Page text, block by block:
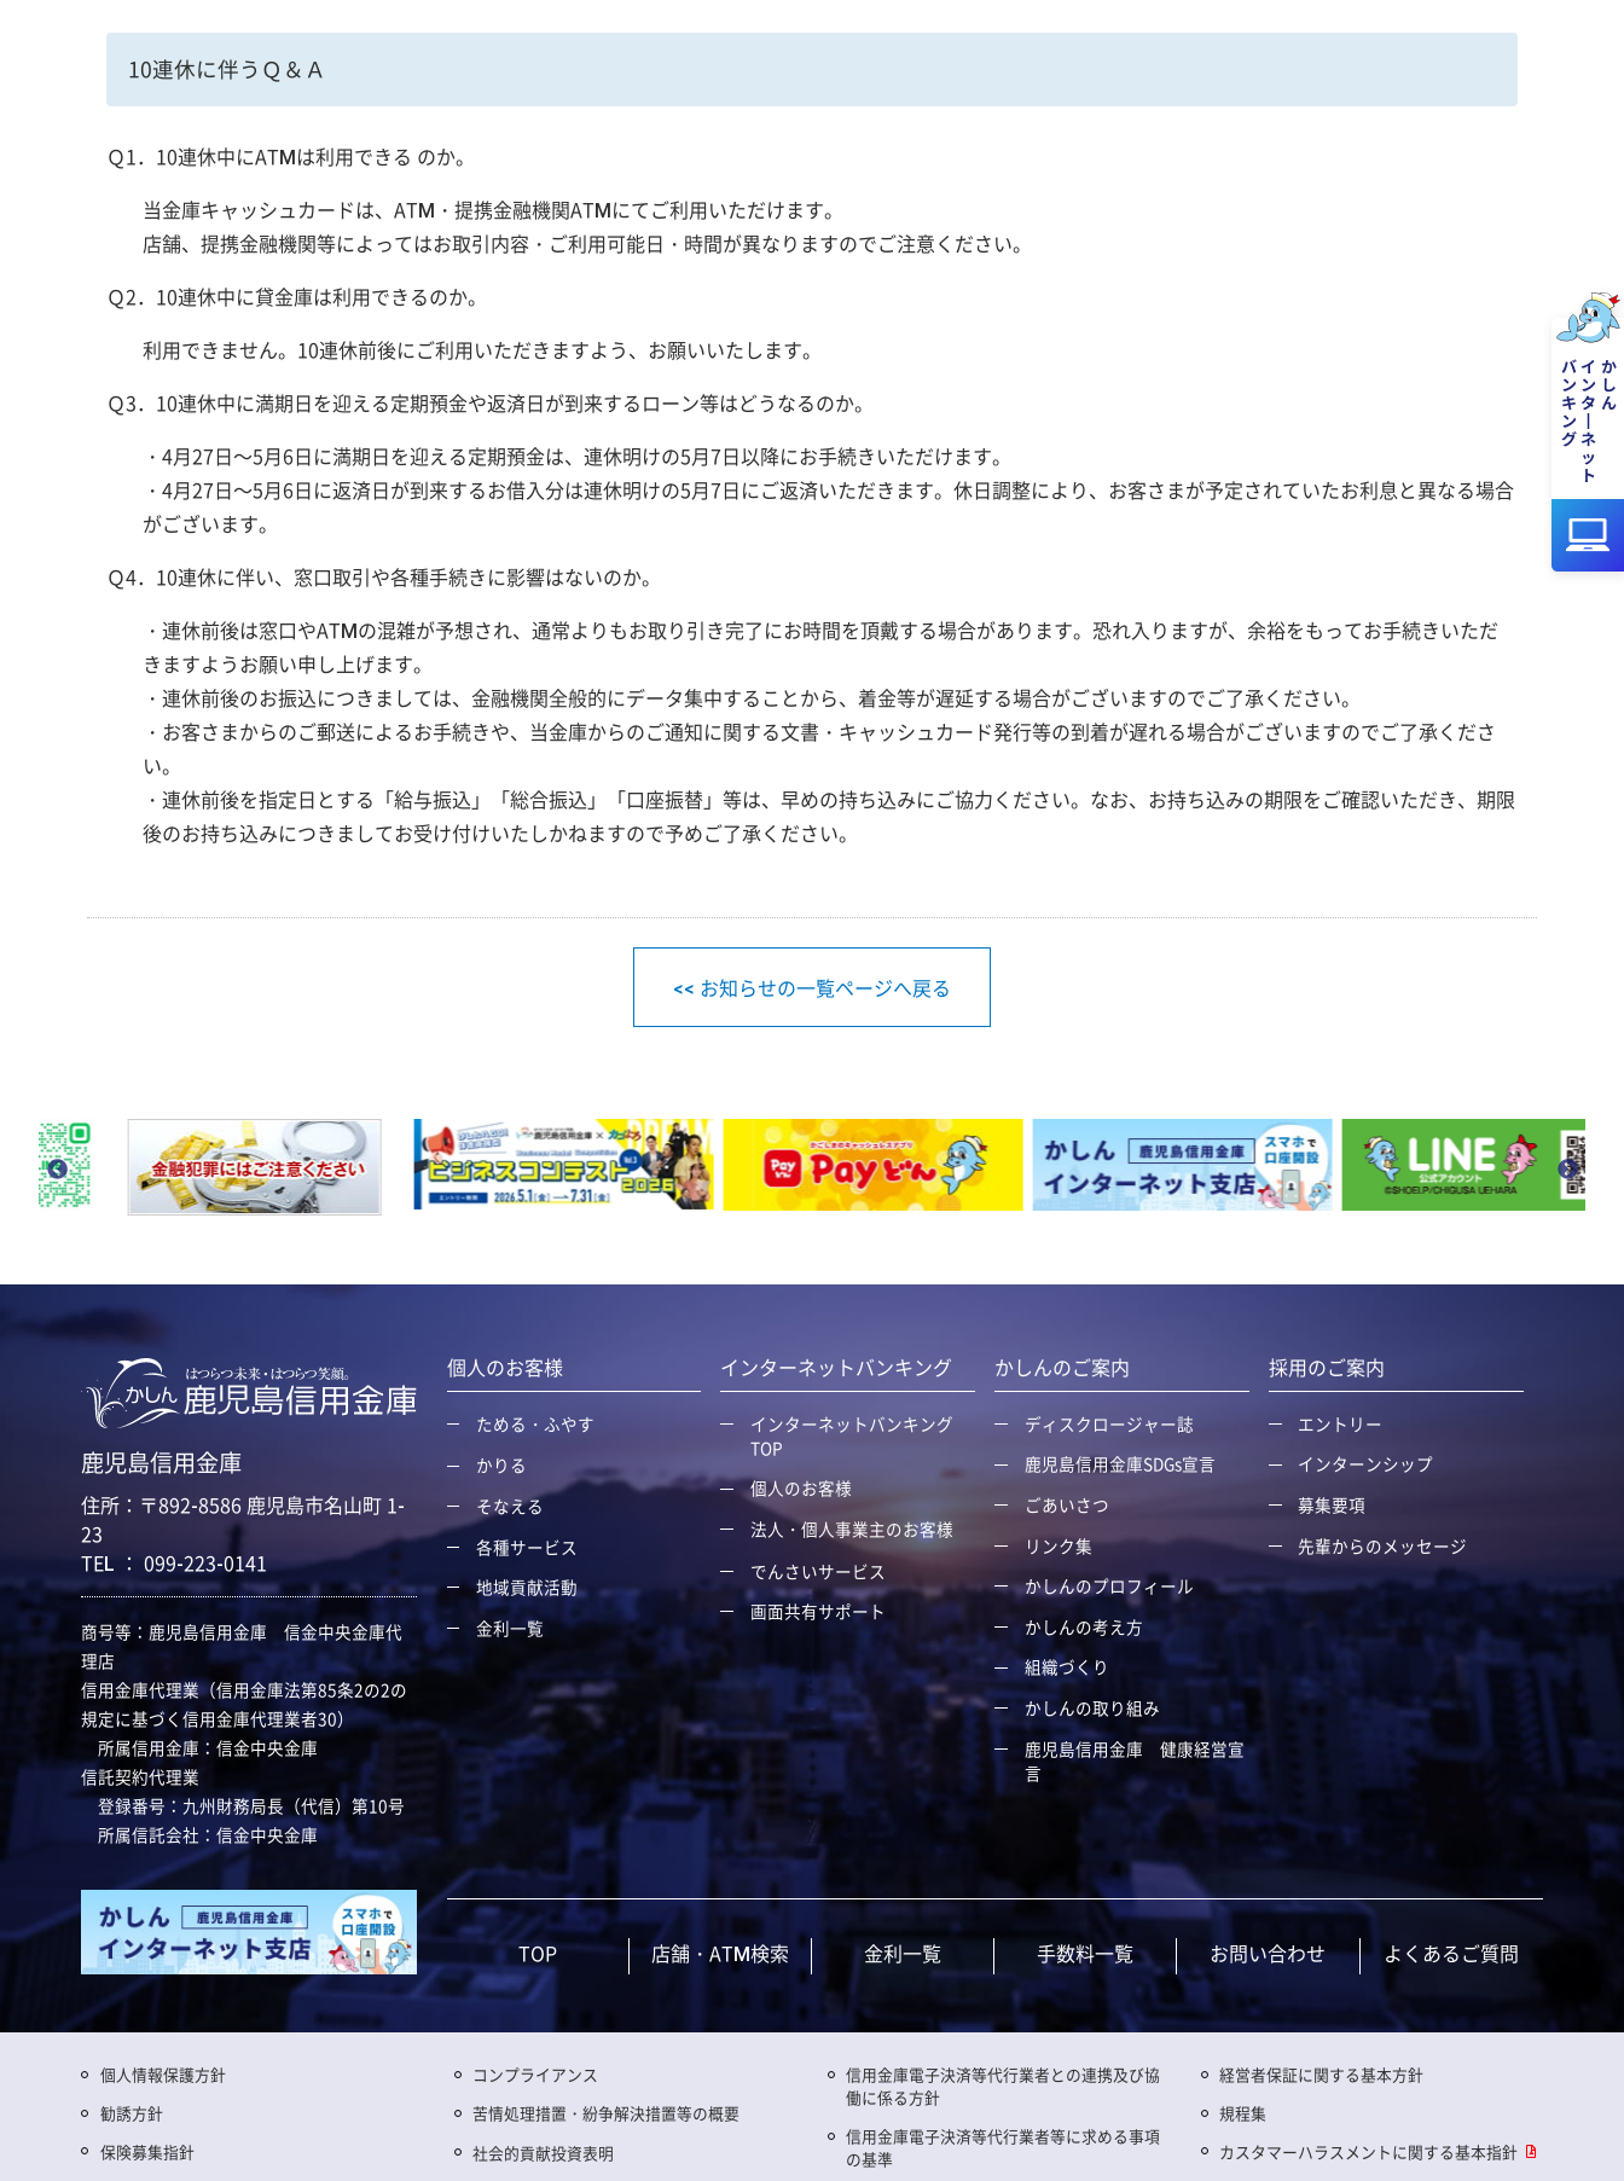
10連休に伴うＱ＆Ａ
Ｑ1．10連休中にATMは利用できる のか。
当金庫キャッシュカードは、ATM・提携金融機関ATMにてご利用いただけます。
店舗、提携金融機関等によってはお取引内容・ご利用可能日・時間が異なりますのでご注意ください。
Ｑ2．10連休中に貸金庫は利用できるのか。
利用できません。10連休前後にご利用いただきますよう、お願いいたします。
Ｑ3．10連休中に満期日を迎える定期預金や返済日が到来するローン等はどうなるのか。
・4月27日～5月6日に満期日を迎える定期預金は、連休明けの5月7日以降にお手続きいただけます。
・4月27日～5月6日に返済日が到来するお借入分は連休明けの5月7日にご返済いただきます。休日調整により、お客さまが予定されていたお利息と異なる場合
がございます。
Ｑ4．10連休に伴い、窓口取引や各種手続きに影響はないのか。
・連休前後は窓口やATMの混雑が予想され、通常よりもお取り引き完了にお時間を頂戴する場合があります。恐れ入りますが、余裕をもってお手続きいただ
きますようお願い申し上げます。
・連休前後のお振込につきましては、金融機関全般的にデータ集中することから、着金等が遅延する場合がございますのでご了承ください。
・お客さまからのご郵送によるお手続きや、当金庫からのご通知に関する文書・キャッシュカード発行等の到着が遅れる場合がございますのでご了承くださ
い。
・連休前後を指定日とする「給与振込」「総合振込」「口座振替」等は、早めの持ち込みにご協力ください。なお、お持ち込みの期限をご確認いただき、期限
後のお持ち込みにつきましてお受け付けいたしかねますので予めご了承ください。
<< お知らせの一覧ページへ戻る
鹿児島信用金庫
住所：〒892-8586 鹿児島市名山町 1-
23
TEL ： 099-223-0141
商号等：鹿児島信用金庫 信金中央金庫代
理店
信用金庫代理業（信用金庫法第85条2の2の
規定に基づく信用金庫代理業者30）
所属信用金庫：信金中央金庫
信託契約代理業
登録番号：九州財務局長（代信）第10号
所属信託会社：信金中央金庫
個人のお客様
ためる・ふやす
かりる
そなえる
各種サービス
地域貢献活動
金利一覧
インターネットバンキング
インターネットバンキング
TOP
個人のお客様
法人・個人事業主のお客様
でんさいサービス
画面共有サポート
かしんのご案内
ディスクロージャー誌
鹿児島信用金庫SDGs宣言
ごあいさつ
リンク集
かしんのプロフィール
かしんの考え方
組織づくり
かしんの取り組み
鹿児島信用金庫 健康経営宣
言
採用のご案内
エントリー
インターンシップ
募集要項
先輩からのメッセージ
TOP 店舗・ATM検索 金利一覧 手数料一覧 お問い合わせ よくあるご質問
個人情報保護方針
勧誘方針
保険募集指針
コンプライアンス
苦情処理措置・紛争解決措置等の概要
社会的貢献投資表明
信用金庫電子決済等代行業者との連携及び協
働に係る方針
信用金庫電子決済等代行業者等に求める事項
の基準
経営者保証に関する基本方針
規程集
カスタマーハラスメントに関する基本指針